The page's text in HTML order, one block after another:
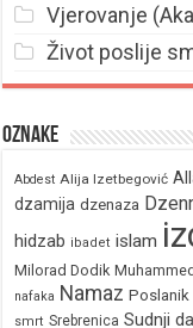
Vjerovanje
Život poslije
Oznake
Abdest Alija Izetbegović
dzamija dzenaza
hidzab ibadet islam
Milorad Dodik
nafaka Namaz Poslanik
smrt Srebrenica Sudnji